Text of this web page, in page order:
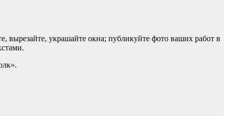
вырезайте, украшайте окна; публикуйте фото ваших работ в